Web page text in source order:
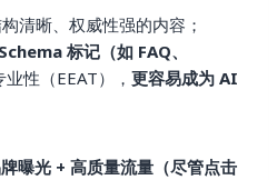
清晰、权威性强的内容；
Schema 标记（如 FAQ、
业性（EEAT）， 更容易成为 AI
曝光 + 高质量流量（尽管点击